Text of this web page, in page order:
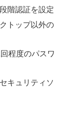
階認証を設定
トップ以外の
程度のパスワ
キュリティソ